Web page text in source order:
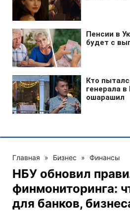
Главная » Бизнес » Финансы
НБУ обновил
финмониторинга:
для банков,